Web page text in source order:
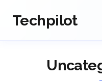
Techpilot